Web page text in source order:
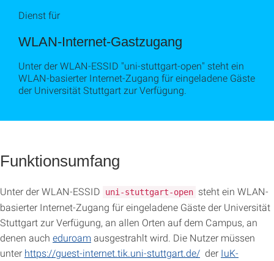
Dienst für
WLAN-Internet-Gastzugang
Unter der WLAN-ESSID "uni-stuttgart-open" steht ein
WLAN-basierter Internet-Zugang für eingeladene Gäste
der Universität Stuttgart zur Verfügung.
Funktionsumfang
Unter der WLAN-ESSID uni-stuttgart-open steht ein WLAN-
basierter Internet-Zugang für eingeladene Gäste der Universität
Stuttgart zur Verfügung, an allen Orten auf dem Campus, an
denen auch eduroam ausgestrahlt wird. Die Nutzer müssen
unter https://guest-internet.tik.uni-stuttgart.de/ der IuK-